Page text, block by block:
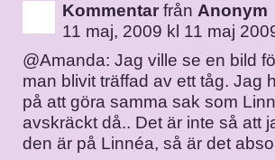
Kommentar från Anonym
11 maj, 2009 kl 11 maj
@Amanda: Jag ville se en bild
man blivit träffad av ett tåg. Jag
på att göra samma sak som
avskräckt då.. Det är inte så att
den är på Linnéa, så är det